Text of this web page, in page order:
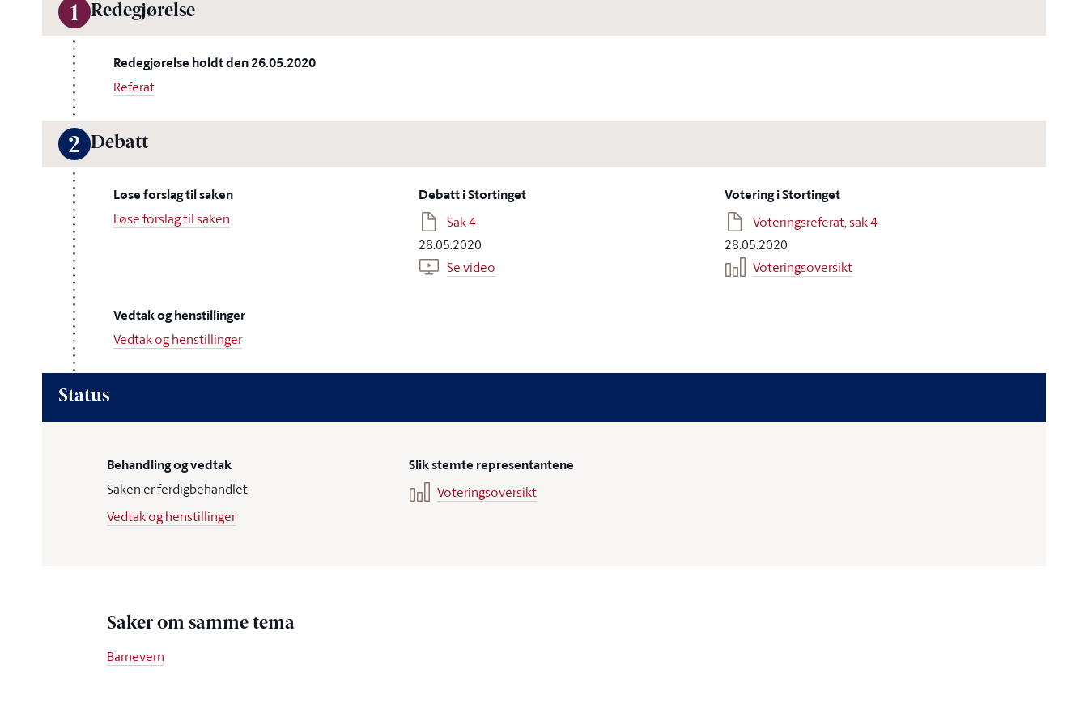
1 Redegjørelse
Redegjørelse holdt den 26.05.2020
Referat
2 Debatt
Løse forslag til saken
Løse forslag til saken
Debatt i Stortinget
Sak 4
28.05.2020
Se video
Votering i Stortinget
Voteringsreferat, sak 4
28.05.2020
Voteringsoversikt
Vedtak og henstillinger
Vedtak og henstillinger
Status
Behandling og vedtak
Saken er ferdigbehandlet
Vedtak og henstillinger
Slik stemte representantene
Voteringsoversikt
Saker om samme tema
Barnevern